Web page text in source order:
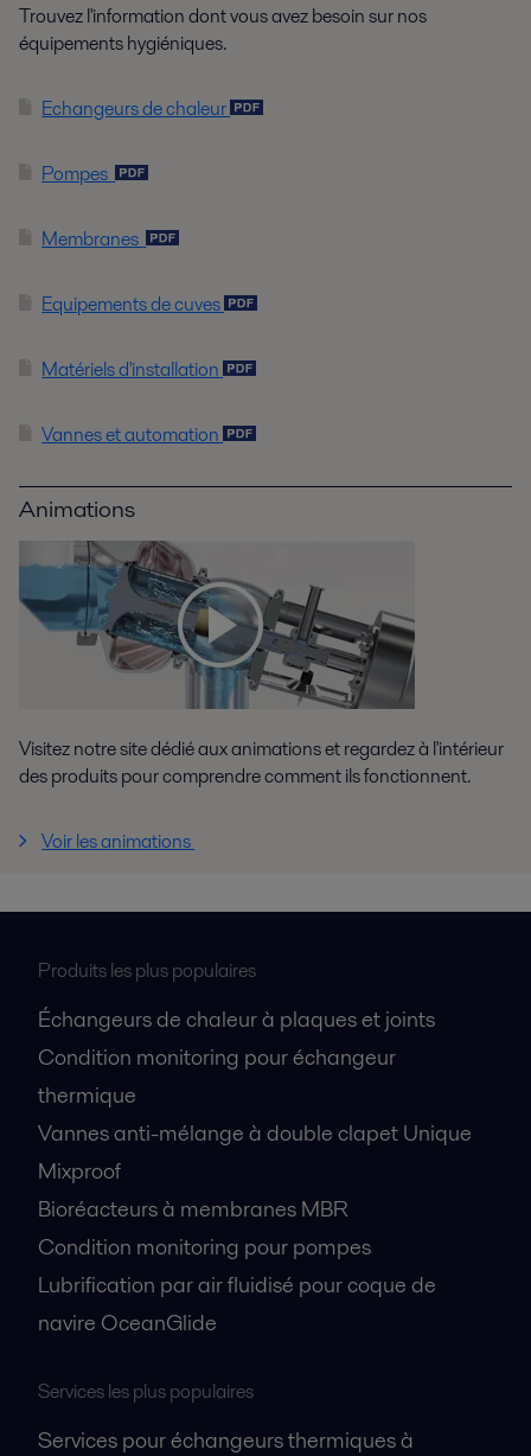
Trouvez l'information dont vous avez besoin sur nos
équipements hygiéniques.
Echangeurs de chaleur
Pompes
Membranes
Equipements de cuves
Matériels d'installation
Vannes et automation
Animations
Visitez notre site dédié aux animations et regardez à l'intérieur
des produits pour comprendre comment ils fonctionnent.
Voir les animations
Produits les plus populaires
Échangeurs de chaleur à plaques et joints
Condition monitoring pour échangeur
thermique
Vannes anti-mélange à double clapet Unique
Mixproof
Bioréacteurs à membranes MBR
Condition monitoring pour pompes
Lubrification par air fluidisé pour coque de
navire OceanGlide
Services les plus populaires
Services pour échangeurs thermiques à